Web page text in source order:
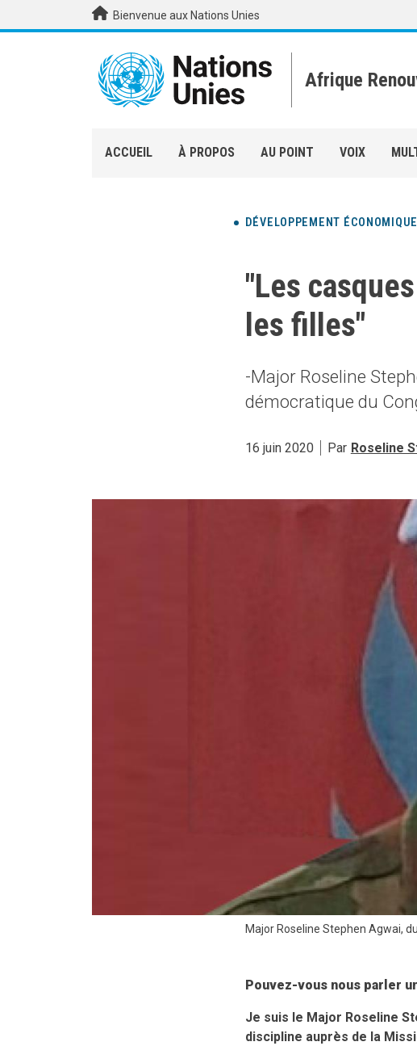
Aller au contenu principalBienvenue aux Nations Unies
Afrique
ACCUEIL À PROPOS AU POINT VOIX
DÉVELOPPEMENT ÉCONOMIQUE
"Les
les filles"
-Major Roseline
démocratique du
16 juin 2020 Par Roseline
Major Roseline Stephen Agwai,
Pouvez-vous nous parler
Je suis le Major Roseline
discipline auprès de la